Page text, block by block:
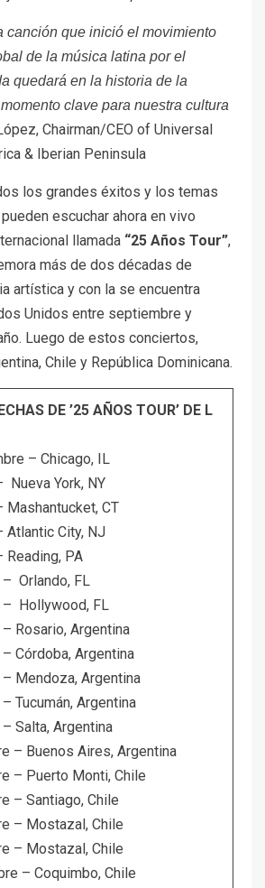
canción que inició el movimiento
de la música latina por el
quedará en la historia de la
clave para nuestra cultura
Chairman/CEO of Universal
& Iberian Peninsula
los grandes éxitos y los temas
escuchar ahora en vivo
llamada “25 Años Tour”,
más de dos décadas de
artística y con la se encuentra
Unidos entre septiembre y
Luego de estos conciertos,
Chile y República Dominicana.
DE ’25 AÑOS TOUR’ DE L
– Chicago, IL
Nueva York, NY
Mashantucket, CT
Atlantic City, NJ
Reading, PA
Orlando, FL
– Hollywood, FL
Rosario, Argentina
Córdoba, Argentina
Mendoza, Argentina
Tucumán, Argentina
Salta, Argentina
– Buenos Aires, Argentina
– Puerto Monti, Chile
– Santiago, Chile
– Mostazal, Chile
– Mostazal, Chile
– Coquimbo, Chile